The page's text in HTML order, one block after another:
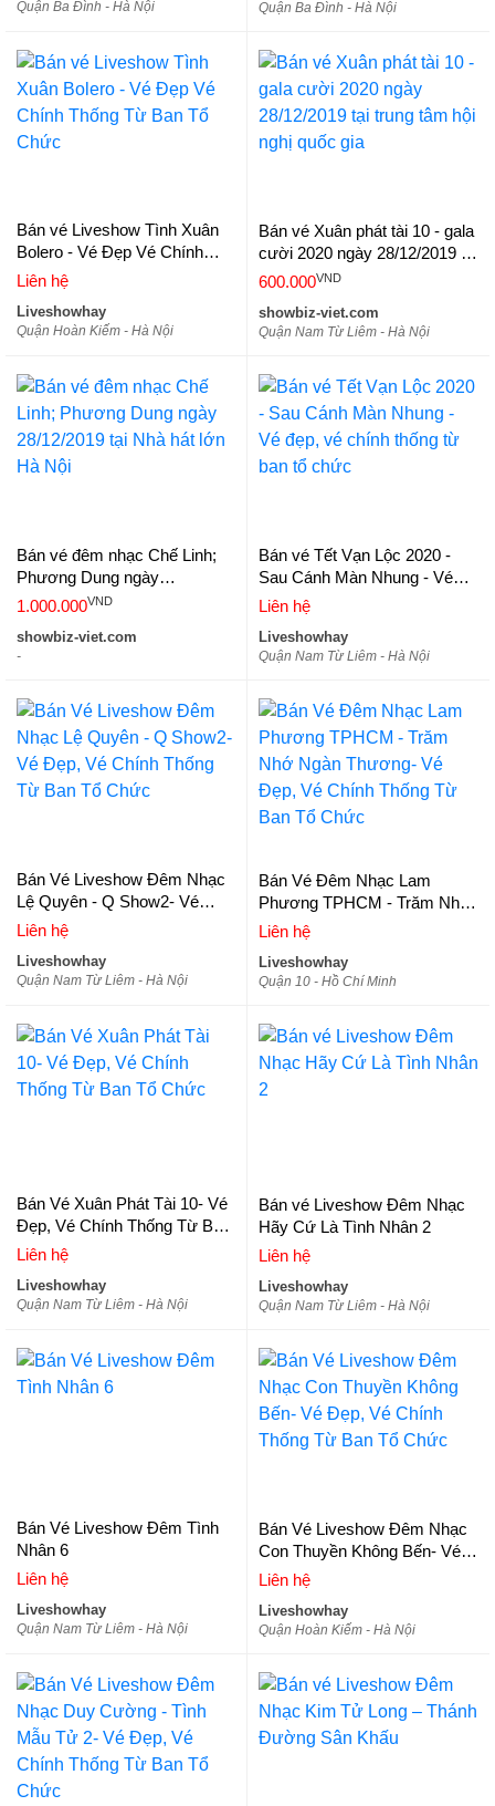
Quận Ba Đình - Hà Nội Quận Ba Đình - Hà Nội
Bán vé Liveshow Tình Xuân
Bolero - Vé Đẹp Vé Chính
Thống Từ Ban Tổ Chức
Liên hệ
Liveshowhay
Quận Hoàn Kiếm - Hà Nội
Bán vé Xuân phát tài 10 - gala
cười 2020 ngày 28/12/2019 tại
trung tâm hội nghị quốc gia
600.000VND
showbiz-viet.com
Quận Nam Từ Liêm - Hà Nội
Bán vé đêm nhạc Chế Linh;
Phương Dung ngày
28/12/2019 tại Nhà hát lớn Hà
1.000.000VND
showbiz-viet.com
-
Bán vé Tết Vạn Lộc 2020 -
Sau Cánh Màn Nhung - Vé
đẹp, vé chính thống từ ban tổ
Liên hệ
Liveshowhay
Quận Nam Từ Liêm - Hà Nội
Bán Vé Liveshow Đêm Nhạc
Lệ Quyên - Q Show2- Vé
Đẹp, Vé Chính Thống Từ Ban
Liên hệ
Liveshowhay
Quận Nam Từ Liêm - Hà Nội
Bán Vé Đêm Nhạc Lam
Phương TPHCM - Trăm Nhớ
Ngàn Thương- Vé Đẹp, Vé
Liên hệ
Liveshowhay
Quận 10 - Hồ Chí Minh
Bán Vé Xuân Phát Tài 10- Vé
Đẹp, Vé Chính Thống Từ Ban
Tổ Chức
Liên hệ
Liveshowhay
Quận Nam Từ Liêm - Hà Nội
Bán vé Liveshow Đêm Nhạc
Hãy Cứ Là Tình Nhân 2
Liên hệ
Liveshowhay
Quận Nam Từ Liêm - Hà Nội
Bán Vé Liveshow Đêm Tình
Nhân 6
Liên hệ
Liveshowhay
Quận Nam Từ Liêm - Hà Nội
Bán Vé Liveshow Đêm Nhạc
Con Thuyền Không Bến- Vé
Đẹp, Vé Chính Thống Từ Ban
Liên hệ
Liveshowhay
Quận Hoàn Kiếm - Hà Nội